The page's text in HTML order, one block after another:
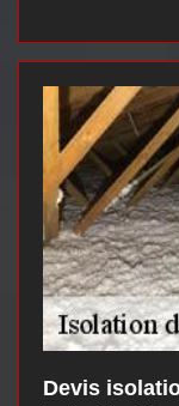
Devis